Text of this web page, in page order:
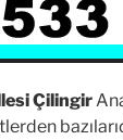
Çilingir